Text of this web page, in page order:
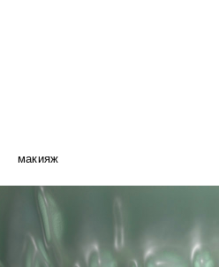
макияж